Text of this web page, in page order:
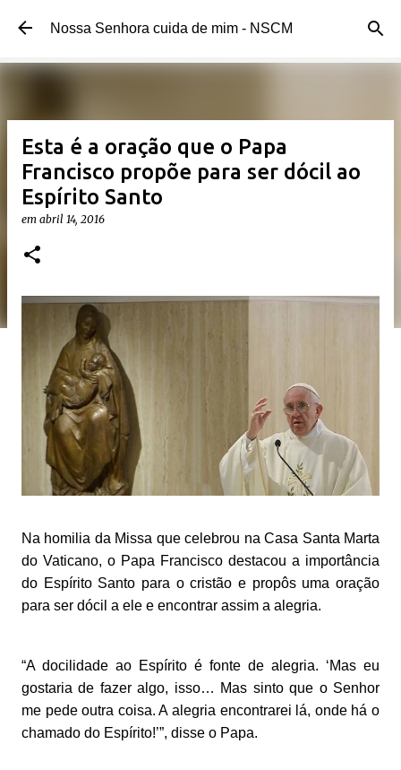
Pular para o conteúdo principal
Nossa Senhora cuida de mim - NSCM
Esta é a oração que o Papa
Francisco propõe para ser dócil ao
Espírito Santo
em abril 14, 2016
Na homilia da Missa que celebrou na Casa Santa Marta
do Vaticano, o Papa Francisco destacou a importância
do Espírito Santo para o cristão e propôs uma oração
para ser dócil a ele e encontrar assim a alegria.
“A docilidade ao Espírito é fonte de alegria. ‘Mas eu
gostaria de fazer algo, isso… Mas sinto que o Senhor
me pede outra coisa. A alegria encontrarei lá, onde há o
chamado do Espírito!’”, disse o Papa.